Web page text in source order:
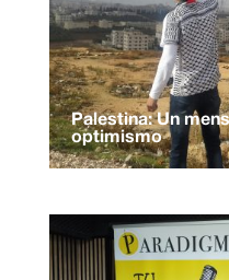
Palestina: Un
optimismo